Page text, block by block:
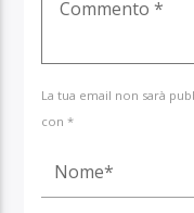
La tua email non sarà
con *